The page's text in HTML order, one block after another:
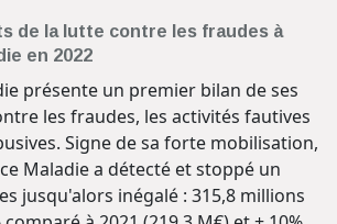
de la lutte contre les fraudes à
en 2022
présente un premier bilan de ses
les fraudes, les activités fautives
Signe de sa forte mobilisation,
Maladie a détecté et stoppé un
jusqu'alors inégalé : 315,8 millions